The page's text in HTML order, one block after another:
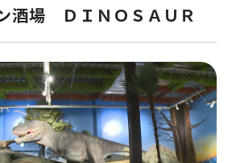
酒場 ＤＩＮＯＳＡＵＲ